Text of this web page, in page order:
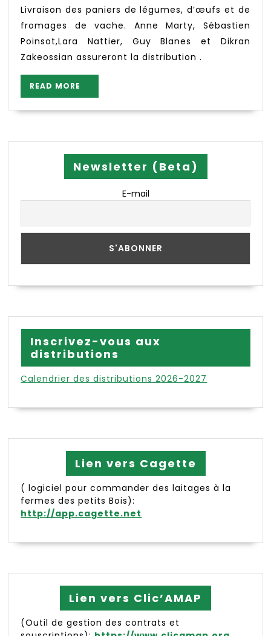
Livraison des paniers de légumes, d’œufs et de
fromages de vache. Anne Marty, Sébastien
Poinsot,Lara Nattier, Guy Blanes et Dikran
Zakeossian assureront la distribution .
READ MORE
MORE
Newsletter (Beta)
E-mail
Inscrivez-vous aux
distributions
Calendrier des distributions 2026-2027
Lien vers Cagette
( logiciel pour commander des laitages à la
fermes des petits Bois):
http://app.cagette.net
Lien vers Clic’AMAP
(Outil de gestion des contrats et